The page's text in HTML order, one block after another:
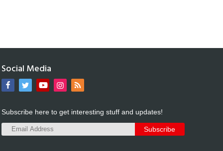
Social Media
Subscribe here to get interesting stuff and updates!